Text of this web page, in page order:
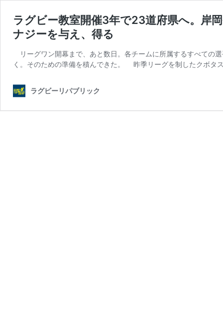
ラグビー教室開催3年で23道府県へ。岸
ナジーを与え、得る
リーグワン開幕まで、あと数日。各チームに所属するすべての
く。そのための準備を積んできた。 昨季リーグを制したクボタ
ラグビーリパブリック